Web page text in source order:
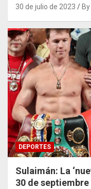
30 de julio de 2023
DEPORTES
Sulaimán: La
30 de septiembre